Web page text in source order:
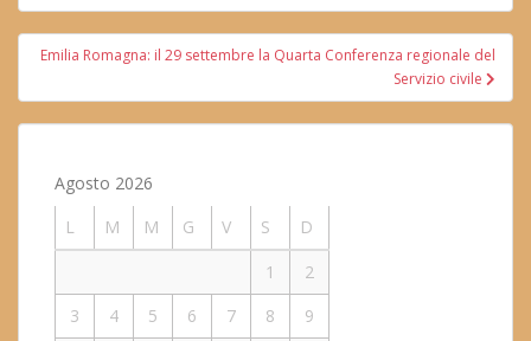
Emilia Romagna: il 29 settembre la Quarta Conferenza regionale del
Servizio civile
Agosto 2026
L
M M G V S
D
1
2
3
4 5 6 7 8 9